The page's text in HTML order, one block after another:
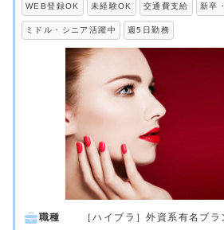
WEB登録OK 未経験OK 交通費支給 新卒
ミドル・シニア活躍中 週5日勤務
職種
［ハイブラ］外資系有名ブ